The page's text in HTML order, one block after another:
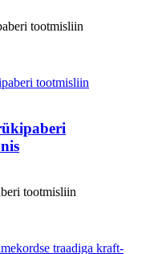
tootmisliin
tootmisliin